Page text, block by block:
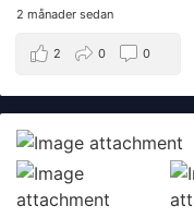
2 månader sedan
2 0 0